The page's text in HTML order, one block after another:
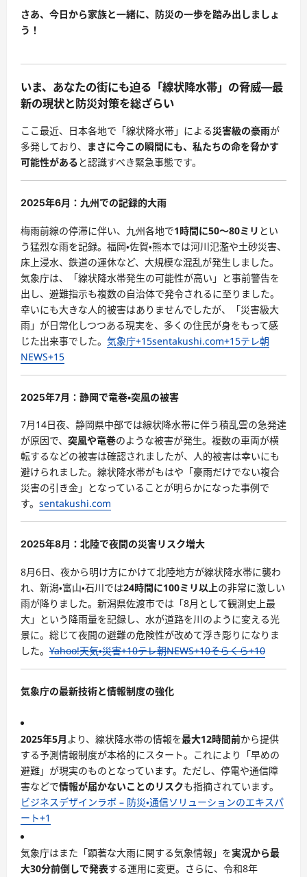
さあ、今日から家族と一緒に、防災の一歩を踏み出しましょ
う！
いま、あなたの街にも迫る「線状降水帯」の脅威—最
新の現状と防災対策を総ざらい
ここ最近、日本各地で「線状降水帯」による災害級の豪雨が
多発しており、 まさに今この瞬間にも、私たちの命を脅かす
可能性がある と認識すべき緊急事態です。
2025年6月：九州での記録的大雨
梅雨前線の停滞に伴い、九州各地で1時間に50〜80ミリ とい
う猛烈な雨を記録。福岡・佐賀・熊本では河川氾濫や土砂災害、
床上浸水、鉄道の運休など、大規模な混乱が発生しました。
気象庁は、「線状降水帯発生の可能性が高い」と事前警告を
出し、避難指示も複数の自治体で発令されるに至りました。
幸いにも大きな人的被害はありませんでしたが、「災害級大
雨」が日常化しつつある現実を、多くの住民が身をもって感
じた出来事でした。 気象庁+15sentakushi.com+15テレ朝
NEWS+15
2025年7月：静岡で竜巻・突風の被害
7月14日夜、静岡県中部では線状降水帯に伴う積乱雲の急発達
が原因で、 突風や竜巻のような被害が発生。複数の車両が横
転するなどの被害は確認されましたが、人的被害は幸いにも
避けられました。線状降水帯がもはや「豪雨だけでない複合
災害の引き金」となっていることが明らかになった事例で
す。 sentakushi.com
2025年8月：北陸で夜間の災害リスク増大
8月6日、夜から明け方にかけて北陸地方が線状降水帯に襲わ
れ、新潟・富山・石川では24時間に100ミリ以上の非常に激しい
雨が降りました。新潟県佐渡市では「8月として観測史上最
大」という降雨量を記録し、水が道路を川のように変える光
景に。総じて夜間の避難の危険性が改めて浮き彫りになりま
した。 Yahoo!天気・災害+10テレ朝NEWS+10そらくら+10
気象庁の最新技術と情報制度の強化
2025年5月より、線状降水帯の情報を最大12時間前から提供
する予測情報制度が本格的にスタート。これにより「早めの
避難」が現実のものとなっています。ただし、停電や通信障
害などで情報が届かないことのリスクも指摘されています。
ビジネスデザインラボ – 防災・通信ソリューションのエキスパ
ート+1
気象庁はまた「顕著な大雨に関する気象情報」を実況から最
大30分前倒しで発表する運用に変更。さらに、令和8年